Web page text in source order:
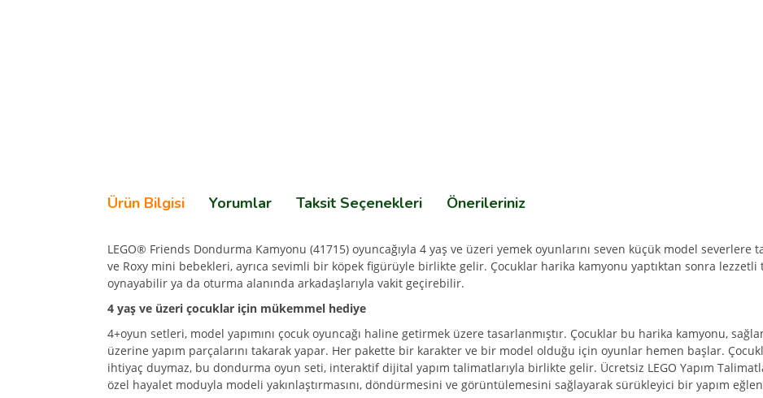
Ürün Bilgisi Yorumlar Taksit Seçenekleri Önerileriniz
LEGO® Friends Dondurma Kamyonu (41715) oyuncağıyla 4 yaş ve üzeri yemek oyunlarını seven küçük model severlere
ve Roxy mini bebekleri, ayrıca sevimli bir köpek figürüyle birlikte gelir. Çocuklar harika kamyonu yaptıktan sonra lezzetli
oynayabilir ya da oturma alanında arkadaşlarıyla vakit geçirebilir.
4 yaş ve üzeri çocuklar için mükemmel hediye
4+oyun setleri, model yapımını çocuk oyuncağı haline getirmek üzere tasarlanmıştır. Çocuklar bu harika kamyonu,
üzerine yapım parçalarını takarak yapar. Her pakette bir karakter ve bir model olduğu için oyunlar hemen başlar.
ihtiyaç duymaz, bu dondurma oyun seti, interaktif dijital yapım talimatlarıyla birlikte gelir. Ücretsiz LEGO Yapım
özel hayalet moduyla modeli yakınlaştırmasını, döndürmesini ve görüntülemesini sağlayarak sürükleyici bir yapım